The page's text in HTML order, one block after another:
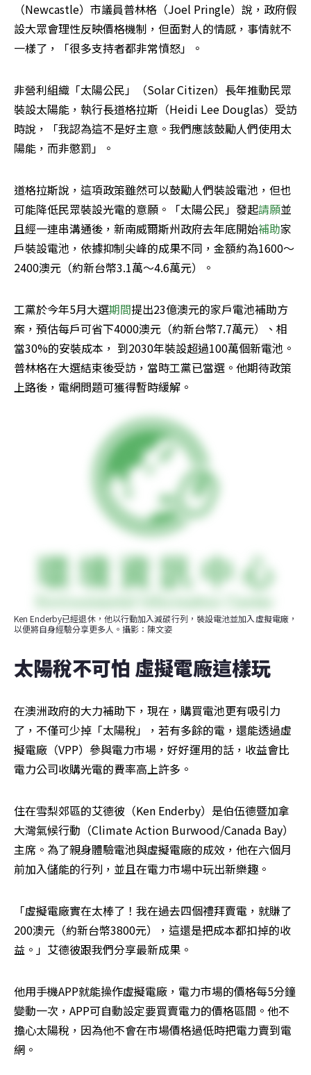
（Newcastle）市議員普林格（Joel Pringle）說，政府假
設大眾會理性反映價格機制，但面對人的情感，事情就不
一樣了，「很多支持者都非常憤怒」。
非營利組織「太陽公民」（Solar Citizen）長年推動民眾
裝設太陽能，執行長道格拉斯（Heidi Lee Douglas）受訪
時說，「我認為這不是好主意。我們應該鼓勵人們使用太
陽能，而非懲罰」。
道格拉斯說，這項政策雖然可以鼓勵人們裝設電池，但也
可能降低民眾裝設光電的意願。「太陽公民」發起請願並
且經一連串溝通後，新南威爾斯州政府去年底開始補助家
戶裝設電池，依據抑制尖峰的成果不同，金額約為1600～
2400澳元（約新台幣3.1萬～4.6萬元）。
工黨於今年5月大選期間提出23億澳元的家戶電池補助方
案，預估每戶可省下4000澳元（約新台幣7.7萬元）、相
當30%的安裝成本， 到2030年裝設超過100萬個新電池。
普林格在大選結束後受訪，當時工黨已當選。他期待政策
上路後，電網問題可獲得暫時緩解。
Ken Enderby已經退休，他以行動加入減碳行列，裝設電池並加入虛擬電廠，
以便將自身經驗分享更多人。攝影：陳文姿
太陽稅不可怕 虛擬電廠這樣玩
在澳洲政府的大力補助下，現在，購買電池更有吸引力
了，不僅可少掉「太陽稅」，若有多餘的電，還能透過虛
擬電廠（VPP）參與電力市場，好好運用的話，收益會比
電力公司收購光電的費率高上許多。
住在雪梨郊區的艾德彼（Ken Enderby）是伯伍德暨加拿
大灣氣候行動（Climate Action Burwood/Canada Bay）
主席。為了親身體驗電池與虛擬電廠的成效，他在六個月
前加入儲能的行列，並且在電力市場中玩出新樂趣。
「虛擬電廠實在太棒了！我在過去四個禮拜賣電，就賺了
200澳元（約新台幣3800元），這還是把成本都扣掉的收
益。」艾德彼跟我們分享最新成果。
他用手機APP就能操作虛擬電廠，電力市場的價格每5分鐘
變動一次，APP可自動設定要買賣電力的價格區間。他不
擔心太陽稅，因為他不會在市場價格過低時把電力賣到電
網。